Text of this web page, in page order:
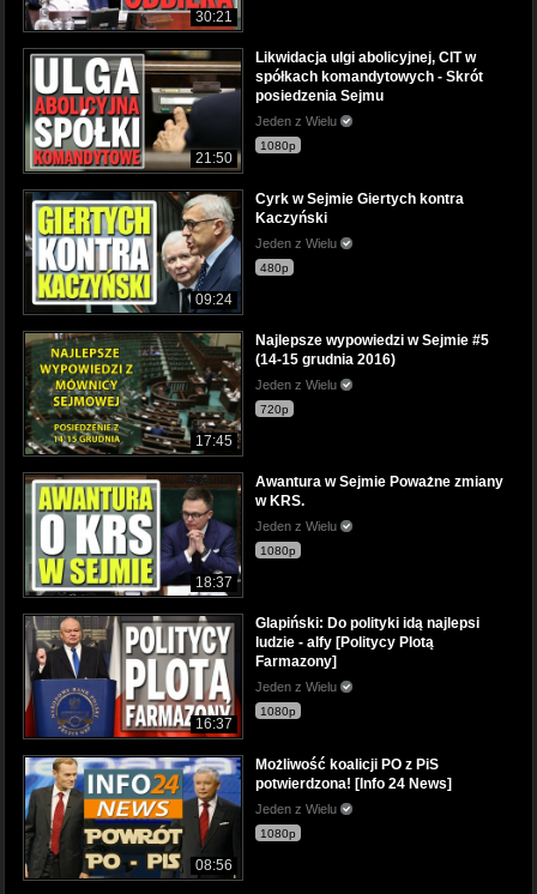
30:21
21:50
Likwidacja ulgi abolicyjnej, CIT w
spółkach komandytowych - Skrót
posiedzenia Sejmu
Jeden z Wielu
1080p
09:24
Cyrk w Sejmie Giertych kontra
Kaczyński
Jeden z Wielu
480p
17:45
Najlepsze wypowiedzi w Sejmie #5
(14-15 grudnia 2016)
Jeden z Wielu
720p
18:37
Awantura w Sejmie Poważne zmiany
w KRS.
Jeden z Wielu
1080p
16:37
Glapiński: Do polityki idą najlepsi
ludzie - alfy [Politycy Plotą
Farmazony]
Jeden z Wielu
1080p
08:56
Możliwość koalicji PO z PiS
potwierdzona! [Info 24 News]
Jeden z Wielu
1080p